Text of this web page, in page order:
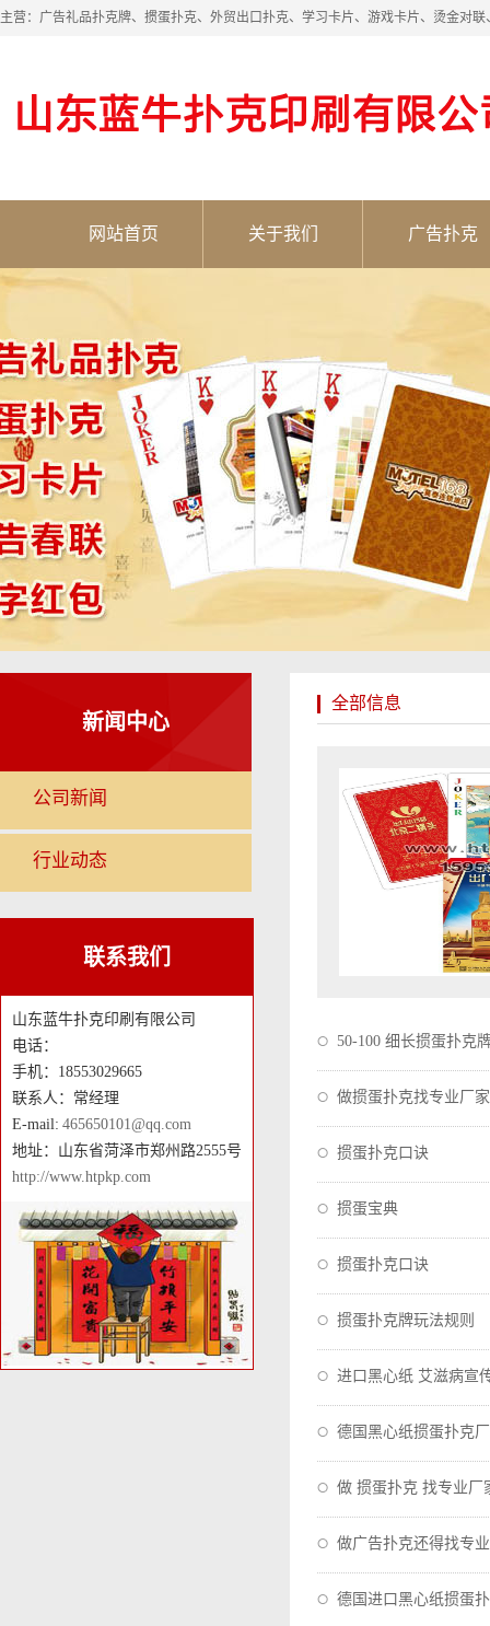
主营：广告礼品扑克牌、掼蛋扑克、外贸出口扑克、学习卡片、游戏卡片、烫金对联
网站首页 关于我们 广告扑克
新闻中心
公司新闻
行业动态
联系我们
山东蓝牛扑克印刷有限公司
电话：
手机：18553029665
联系人：常经理
E-mail: 465650101@qq.com
地址：山东省菏泽市郑州路2555号
http://www.htpkp.com
全部信息
50-100 细长掼蛋扑克
做掼蛋扑克找专业厂
掼蛋扑克口诀
掼蛋宝典
掼蛋扑克口诀
掼蛋扑克牌玩法规则
进口黑心纸 艾滋病宣
德国黑心纸掼蛋扑克
做 掼蛋扑克 找专业厂
做广告扑克还得找专
德国进口黑心纸掼蛋